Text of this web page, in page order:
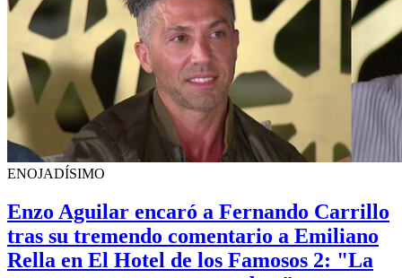
ENOJADÍSIMO
Enzo Aguilar encaró a Fernando Carrillo
tras su tremendo comentario a Emiliano
Rella en El Hotel de los Famosos 2: "La